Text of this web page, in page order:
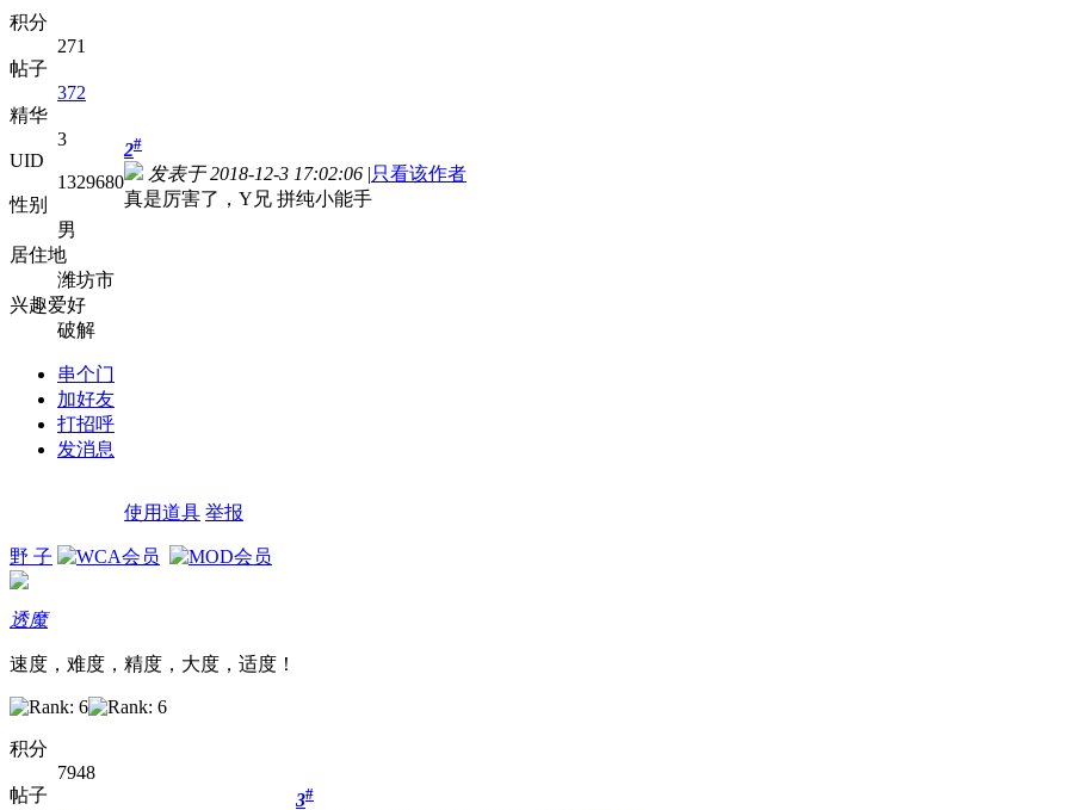
积分
271
帖子
372
精华
3
UID
1329680
性别
男
居住地
潍坊市
兴趣爱好
破解
串个门
加好友
打招呼
发消息
2#
发表于 2018-12-3 17:02:06 |只看该作者
真是厉害了，Y兄 拼纯小能手
使用道具 举报
野 子
透魔
速度，难度，精度，大度，适度！
积分
7948
帖子
3#